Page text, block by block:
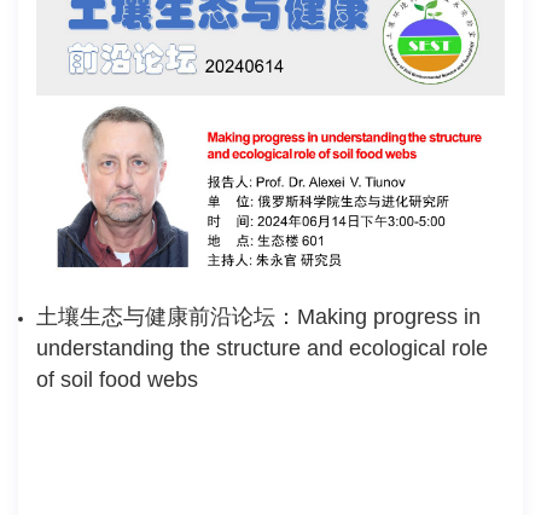
土壤生态与健康前沿论坛：Making progress in
understanding the structure and ecological role
of soil food webs